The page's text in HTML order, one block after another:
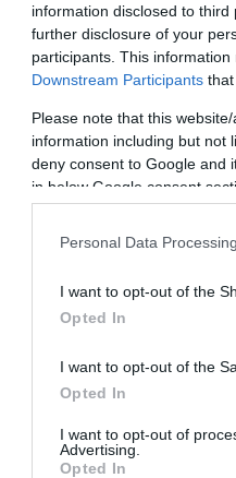
information disclosed to
further disclosure of your
participants. This
Downstream Participants
Please note that this
information including but not
deny consent to Google and
in below Google consent
Personal Data
I want to opt-out of the
Opted In
I want to opt-out of the
Opted In
I want to opt-out of
Advertising.
Opted In